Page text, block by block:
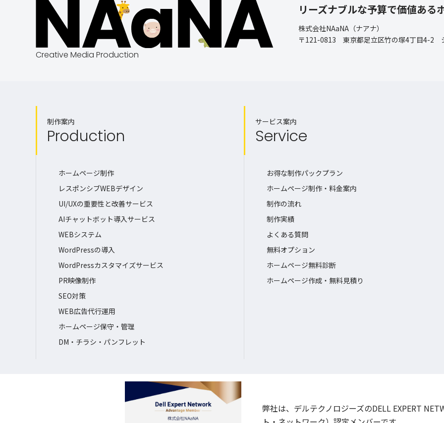
Creative Media Production
リーズナブルな予算で価値ある
株式会社NAaNA（ナアナ）
〒121-0813 東京都足立区竹の塚4丁目4-2
制作案内
Production
ホームページ制作
レスポンシブWEBデザイン
UI/UXの重要性と改善サービス
AIチャットボット導入サービス
WEBシステム
WordPressの導入
WordPressカスタマイズサービス
PR映像制作
SEO対策
WEB広告代行運用
ホームページ保守・管理
DM・チラシ・パンフレット
サービス案内
Service
お得な制作パックプラン
ホームページ制作・料金案内
制作の流れ
制作実績
よくある質問
無料オプション
ホームページ無料診断
ホームページ作成・無料見積り
弊社は、デルテクノロジーズのDELL EXPERT